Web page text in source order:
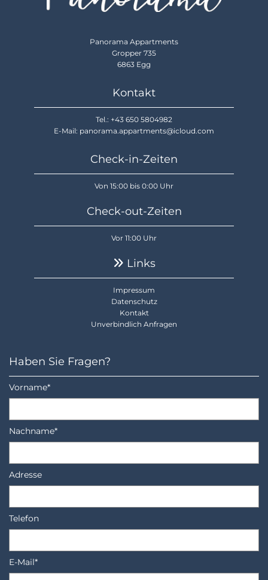
Panorama Appartments
Gropper 735
6863 Egg
Kontakt
Tel.: +43 650 5804982
E-Mail: panorama.appartments@icloud.com
Check-in-Zeiten
Von 15:00 bis 0:00 Uhr
Check-out-Zeiten
Vor 11:00 Uhr
 Links
Impressum
Datenschutz
Kontakt
Unverbindlich Anfragen
Haben Sie Fragen?
Vorname*
Nachname*
Adresse
Telefon
E-Mail*